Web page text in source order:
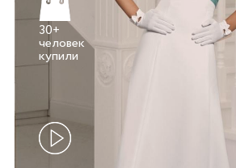
30+
человек